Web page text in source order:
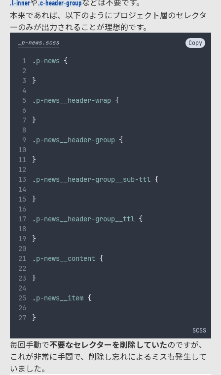
.l-inner .c-header-group
本来であれば、以下のようにプロジェクト層のセレクタ
ーのみが出力されることが理想的です。
_p-news.scss Copy
.p-news {
}
.p-news__header-wrap {
}
.p-news__header-group {
}
.p-news__header-group__sub-ttl {
}
.p-news__header-group__ttl {
}
.p-news__content {
}
.p-news__item {
}
SCSS
毎回手動で不要なセレクターを削除していたのですが、
これが非常に手間で、削除し忘れによるミスも発生して
いました。